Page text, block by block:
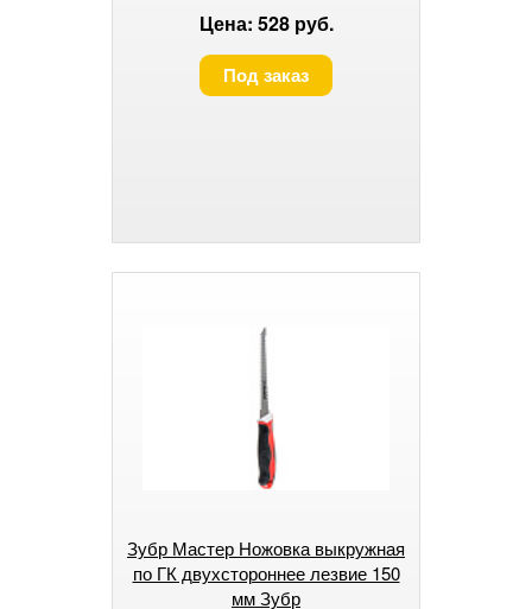
Цена: 528 руб.
Под заказ
Зубр Мастер Ножовка выкружная
по ГК двухстороннее лезвие 150
мм Зубр